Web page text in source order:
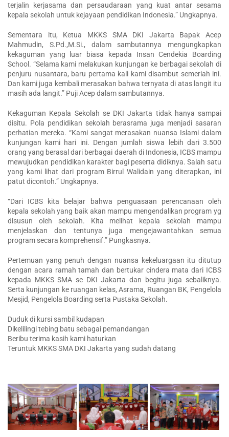
terjalin kerjasama dan persaudaraan yang kuat antar sesama
kepala sekolah untuk kejayaan pendidikan Indonesia.” Ungkapnya.
Sementara itu, Ketua MKKS SMA DKI Jakarta Bapak Acep
Mahmudin, S.Pd.,M.Si., dalam sambutannya mengungkapkan
kekaguman yang luar biasa kepada Insan Cendekia Boarding
School. “Selama kami melakukan kunjungan ke berbagai sekolah di
penjuru nusantara, baru pertama kali kami disambut semeriah ini.
Dan kami juga kembali merasakan bahwa ternyata di atas langit itu
masih ada langit.” Puji Acep dalam sambutannya.
Kekaguman Kepala Sekolah se DKI Jakarta tidak hanya sampai
disitu. Pola pendidikan sekolah berasrama juga menjadi sasaran
perhatian mereka. “Kami sangat merasakan nuansa Islami dalam
kunjungan kami hari ini. Dengan jumlah siswa lebih dari 3.500
orang yang berasal dari berbagai daerah di Indonesia, ICBS mampu
mewujudkan pendidikan karakter bagi peserta didiknya. Salah satu
yang kami lihat dari program Birrul Walidain yang diterapkan, ini
patut dicontoh.” Ungkapnya.
“Dari ICBS kita belajar bahwa penguasaan perencanaan oleh
kepala sekolah yang baik akan mampu mengendalikan program yg
disusun oleh sekolah. Kita melihat kepala sekolah mampu
menjelaskan dan tentunya juga mengejawantahkan semua
program secara komprehensif.” Pungkasnya.
Pertemuan yang penuh dengan nuansa kekeluargaan itu ditutup
dengan acara ramah tamah dan bertukar cindera mata dari ICBS
kepada MKKS SMA se DKI Jakarta dan begitu juga sebaliknya.
Serta kunjungan ke ruangan kelas, Asrama, Ruangan BK, Pengelola
Mesjid, Pengelola Boarding serta Pustaka Sekolah.
Duduk di kursi sambil kudapan
Dikelilingi tebing batu sebagai pemandangan
Beribu terima kasih kami haturkan
Teruntuk MKKS SMA DKI Jakarta yang sudah datang